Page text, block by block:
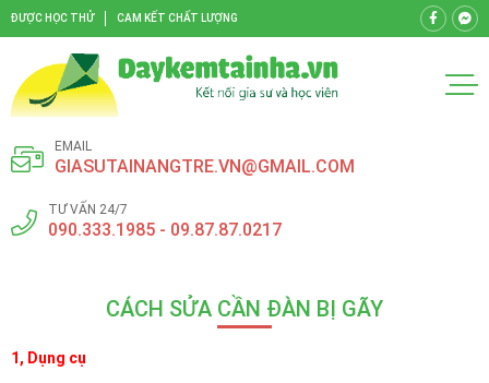
ĐƯỢC HỌC THỬ CAM KẾT CHẤT LƯỢNG
EMAIL
GIASUTAINANGTRE.VN@GMAIL.COM
TƯ VẤN 24/7
090.333.1985 - 09.87.87.0217
CÁCH SỬA CẦN ĐÀN BỊ GÃY
1, Dụng cụ